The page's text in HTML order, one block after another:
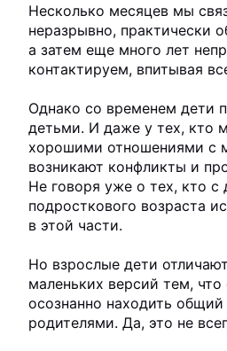
Несколько месяцев мы
неразрывно, практически
а затем еще много лет
контактируем, впитывая
Однако со временем дети
детьми. И даже у тех, кто
хорошими отношениями с
возникают конфликты и
Не говоря уже о тех, кто с
подросткового возраста
в этой части.
Но взрослые дети
маленьких версий тем, что
осознанно находить
родителями. Да, это не